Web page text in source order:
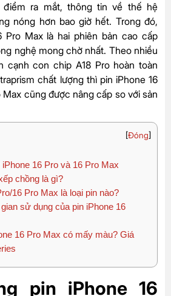
điểm ra mắt, thông tin về thế hệ
nóng hơn bao giờ hết. Trong đó,
Pro Max là hai phiên bản cao cấp
nghệ mong chờ nhất. Theo nhiều
cạnh con chip A18 Pro hoàn toàn
chất lượng thì pin iPhone 16
Max cũng được nâng cấp so với sản
[Đóng]
16 Pro và 16 Pro Max
chồng là gì?
16 Pro Max là loại pin nào?
sử dụng của pin iPhone 16
16 Pro Max có mấy màu? Giá
pin iPhone 16